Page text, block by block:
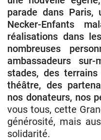
parade dans Paris,
Necker-Enfants
réalisations dans
nombreuses
ambassadeurs
stades, des
théâtre, des
nos donateurs, nos
vous tous, cette
générosité, mais
solidarité.